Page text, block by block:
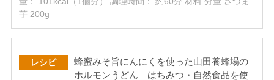
芋 200g
レシピ
蜂蜜みそ旨にんにくを使った山田養蜂場の
ホルモンうどん｜はちみつ・自然食品を使